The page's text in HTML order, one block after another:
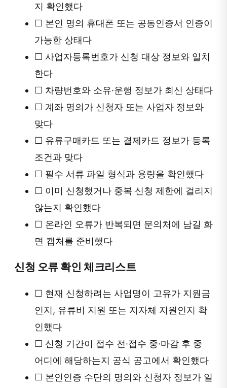
지 확인했다
☐ 본인 명의 휴대폰 또는 공동인증서 인증이
가능한 상태다
☐ 사업자등록번호가 신청 대상 정보와 일치
한다
☐ 차량번호와 소유·운행 정보가 최신 상태다
☐ 계좌 명의가 신청자 또는 사업자 정보와
맞다
☐ 유류구매카드 또는 결제카드 정보가 등록
조건과 맞다
☐ 필수 서류 파일 형식과 용량을 확인했다
☐ 이미 신청했거나 중복 신청 제한에 걸리지
않는지 확인했다
☐ 온라인 오류가 반복되면 문의처에 남길 화
면 캡처를 준비했다
신청 오류 확인 체크리스트
☐ 현재 신청하려는 사업명이 고유가 지원금
인지, 유류비 지원 또는 지자체 지원인지 확
인했다
☐ 신청 기간이 접수 전·접수 중·마감 후 중
어디에 해당하는지 공식 공고에서 확인했다
☐ 본인인증 수단의 명의와 신청자 정보가 일